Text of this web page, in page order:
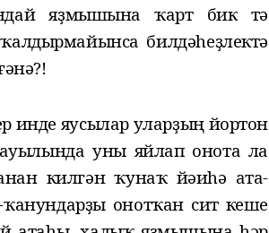
яҙмышына ҡарт бик тә
айынса билдәһеҙлектә
?!
инде яусылар уларҙың йортон
уны яйлап онота ла
килгән ҡунаҡ йәиһә ата-
ҡанундарҙы онотҡан сит кеше